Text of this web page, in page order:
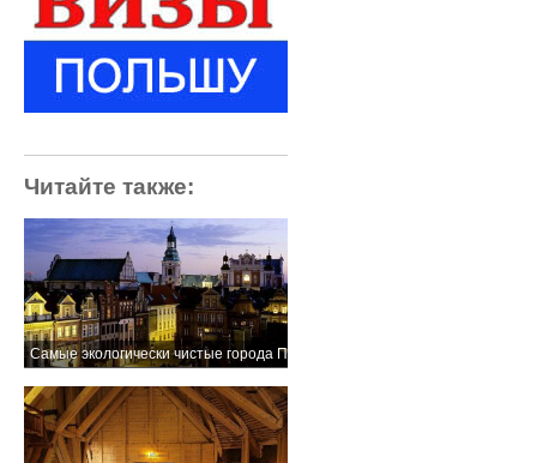
Читайте также:
Самые экологически чистые города Польши